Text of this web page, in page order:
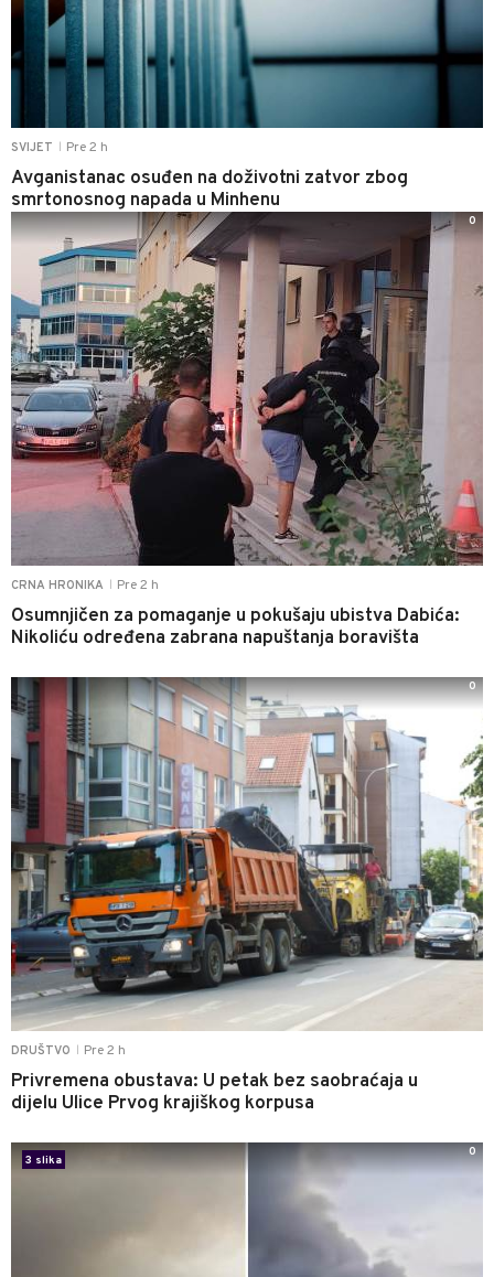
SVIJET Pre 2 h
Avganistanac osuđen na doživotni zatvor zbog
smrtonosnog napada u Minhenu
CRNA HRONIKA Pre 2 h
Osumnjičen za pomaganje u pokušaju ubistva Dabića:
Nikoliću određena zabrana napuštanja boravišta
0
DRUŠTVO Pre 2 h
Privremena obustava: U petak bez saobraćaja u
dijelu Ulice Prvog krajiškog korpusa
0
3 slika
0